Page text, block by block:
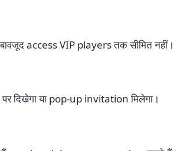
access VIP players तक सीमित नहीं।
दिखेगा या pop-up invitation मिलेगा।